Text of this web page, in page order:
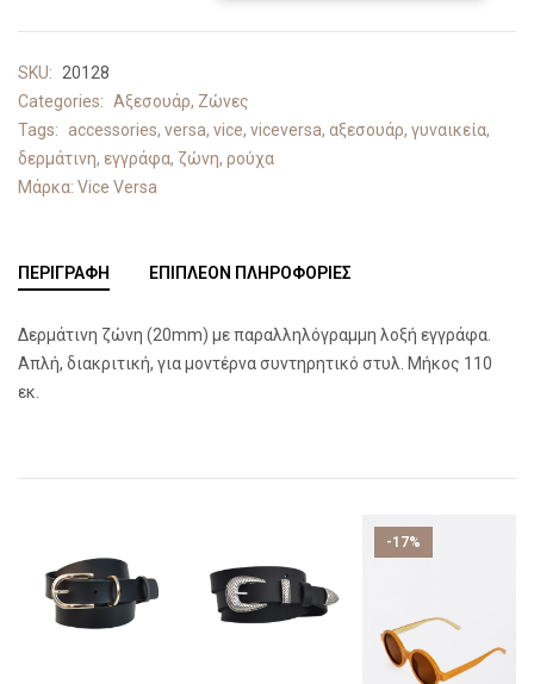
SKU:
20128
Categories: Αξεσουάρ, Ζώνες
Tags:
accessories, versa, vice, viceversa, αξεσουάρ, γυναικεία,
δερμάτινη, εγγράφα, ζώνη, ρούχα
Μάρκα: Vice Versa
ΠΕΡΙΓΡΑΦΉ ΕΠΙΠΛΈΟΝ ΠΛΗΡΟΦΟΡΊΕΣ
Δερμάτινη ζώνη (20mm) με παραλληλόγραμμη λοξή εγγράφα.
Απλή, διακριτική, για μοντέρνα συντηρητικό στυλ. Μήκος 110
εκ.
-17%